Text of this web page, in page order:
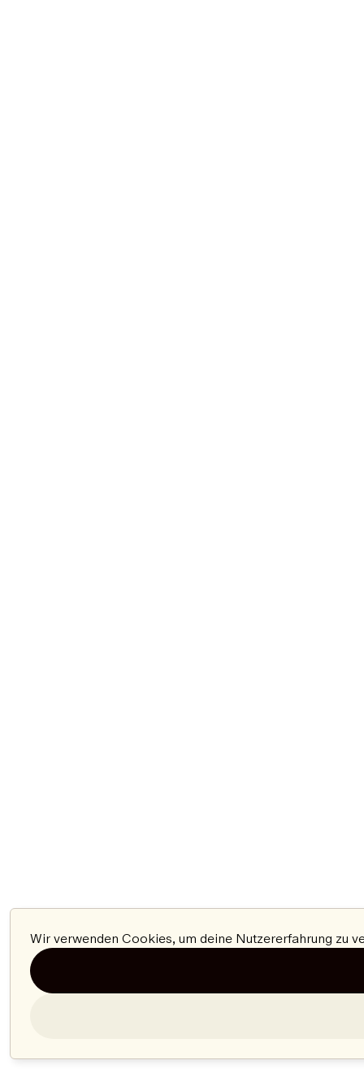
Wir verwenden Cookies, um deine Nutzererfahrung zu